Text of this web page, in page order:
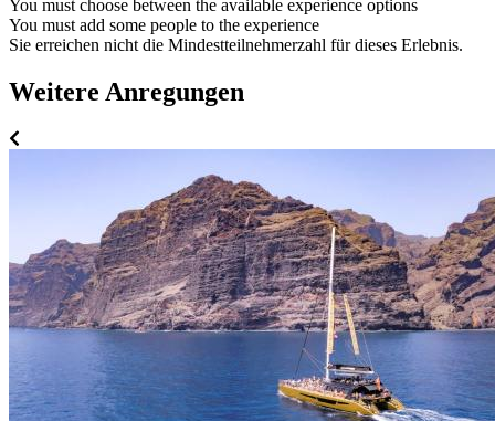
You must choose between the available experience options
You must add some people to the experience
Sie erreichen nicht die Mindestteilnehmerzahl für dieses Erlebnis.
Weitere Anregungen